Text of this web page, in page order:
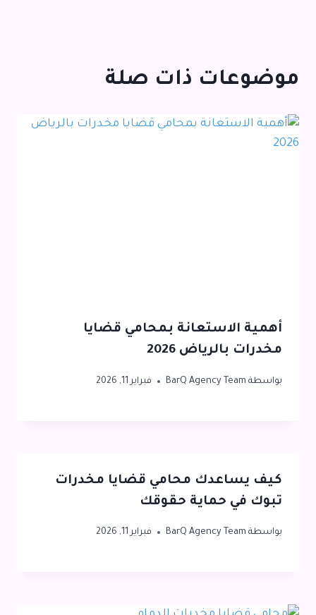
موضوعات ذات صلة
أهمية الاستعانة بمحامي قضايا
مخدرات بالرياض 2026
بواسطة BarQ Agency Team فبراير 11, 2026
كيف يساعدك محامي قضايا مخدرات
تبوك في حماية حقوقك
بواسطة BarQ Agency Team فبراير 11, 2026